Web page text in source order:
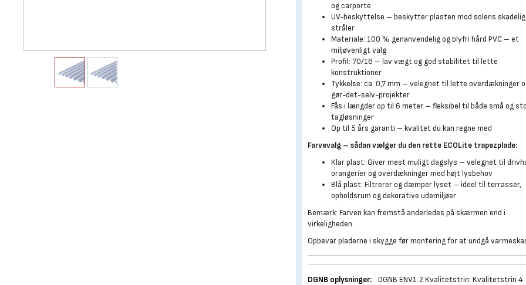
og carporte
UV-beskyttelse – beskytter plasten mod solens
stråler
Materiale: 100 % genanvendelig og blyfri hård PVC – et
miljøvenligt valg
Profil: 70/16 – lav vægt og god stabilitet til lette
konstruktioner
Tykkelse: ca. 0,7 mm – velegnet til lette overdækninger
gør-det-selv-projekter
Fås i længder op til 6 meter – fleksibel til både små og
tagløsninger
Op til 5 års garanti – kvalitet du kan regne med
Farvevalg – sådan vælger du den rette ECOLite trapezplade:
Klar plast: Giver mest muligt dagslys – velegnet til
orangerier og overdækninger med højt lysbehov
Blå plast: Filtrerer og dæmper lyset – ideel til terrasser,
opholdsrum og dekorative udemiljøer
Bemærk: Farven kan fremstå anderledes på skærmen end i
virkeligheden.
Opbevar pladerne i skygge før montering for at undgå
DGNB oplysninger:
DGNB ENV1.2 Kvalitetstrin: Kvalitetstrin 4